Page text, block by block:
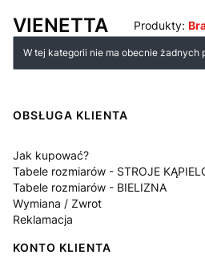
VIENETTA Produkty:
Lista produktów
W tej kategorii nie ma obecnie żadnych
Linki w stopce
OBSŁUGA KLIENTA
Jak kupować?
Tabele rozmiarów - STROJE
Tabele rozmiarów - BIELIZNA
Wymiana / Zwrot
Reklamacja
KONTO KLIENTA